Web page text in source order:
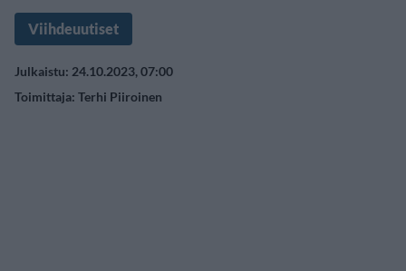
Viihdeuutiset
Julkaistu: 24.10.2023, 07:00
Toimittaja: Terhi Piiroinen